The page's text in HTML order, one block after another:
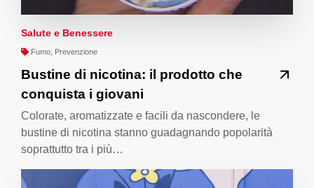
Salute e Benessere
Fumo, Prevenzione
Bustine di nicotina: il prodotto che
conquista i giovani
Colorate, aromatizzate e facili da nascondere, le
bustine di nicotina stanno guadagnando popolarità
soprattutto tra i più…